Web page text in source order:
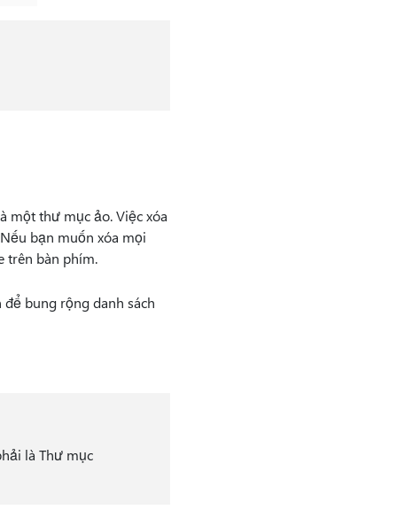
một thư mục ảo. Việc xóa
bạn muốn xóa mọi
trên bàn phím.
bung rộng danh sách
là Thư mục